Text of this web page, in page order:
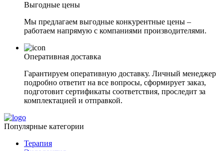
Выгодные цены
Мы предлагаем выгодные конкурентные цены –
работаем напрямую с компаниями производителями.
Оперативная доставка
Гарантируем оперативную доставку. Личный менеджер
подробно ответит на все вопросы, сформирует заказ,
подготовит сертификаты соответствия, проследит за
комплектацией и отправкой.
Популярные категории
Терапия